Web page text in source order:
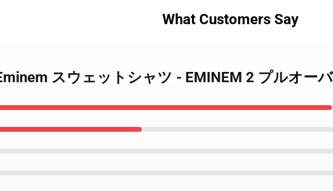
What Customers Say
スウェットシャツ - EMINEM 2 プルオー